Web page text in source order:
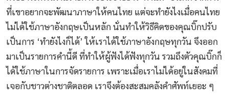
ที่เขาอยากจะพัฒนาภาษาให้คนไทย แต่จะทำยังไงเมื่อคนไทย
ไม่ได้ใช้ภาษาอังกฤษเป็นหลัก นั่นทำให้วิธีคิดของคุณบิ๊กปรับ
เป็นการ ‘ทำยังไงก็ได้’ ให้เราได้ใช้ภาษาอังกฤษทุกวัน จึงออก
มาเป็นรายการคำนี้ดี ที่ทำให้ผู้ฟังได้ฟังทุกวัน รวมถึงตัวคุณบิ๊กก็
ได้ใช้ภาษาในการจัดรายการ เพราะเมื่อเราไม่ได้อยู่ในสังคมที่
เจอกับชาวต่างชาติตลอด เราจึงต้องสะสมคลังคำศัพท์เยอะ ๆ